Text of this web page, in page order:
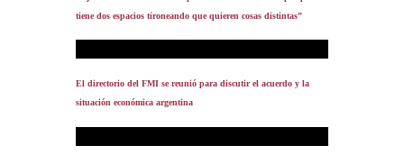
tiene dos espacios tironeando que quieren cosas distintas”
El directorio del FMI se reunió para discutir el acuerdo y la
situación económica argentina